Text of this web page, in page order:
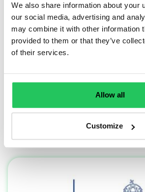
We also share information about your
our social media, advertising and
may combine it with other information
provided to them or that they’ve
of their services.
Allow all
Customize
Az Opennetworks Kft.
GINOP Plusz 2.1.3-24 pályázat
vissza nem térítendő
támogatásának
Bejegyzésünkben a projekt